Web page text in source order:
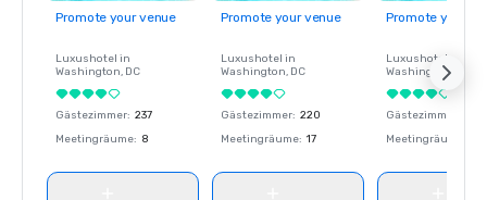
Promote your venue
Luxushotel in
Washington, DC
Gästezimmer: 237
Meetingräume: 8
Promote your venue
Luxushotel in
Washington, DC
Gästezimmer: 220
Meetingräume: 17
Promote your
Luxushotel in
Washington
Gästezimmer
Meetingräume